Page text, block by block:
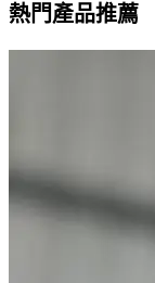
熱門產品推薦